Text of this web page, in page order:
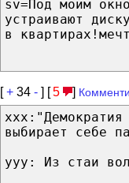
sv=Под моим
устраивают
в
[+ 34 - ] [5 ]
выбирает себе
ууу: Из стаи